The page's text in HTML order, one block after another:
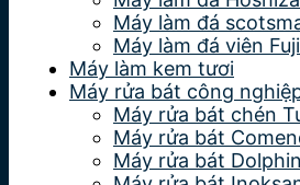
Máy làm đá
Máy làm đá viên
Máy làm kem tươi
Máy rửa bát công
Máy rửa bát chén
Máy rửa bát
Máy rửa bát Dolphin